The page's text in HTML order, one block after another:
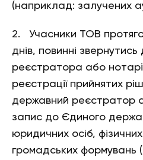
(наприклад: залучених
2. Учасники ТОВ
днів, повинні
реєстратора або
реєстрації прийнятих
державний реєстратор
запис до Єдиного
юридичних осіб,
громадських формувань